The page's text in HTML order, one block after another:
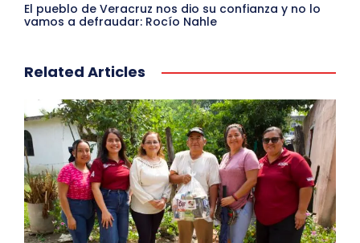
El pueblo de Veracruz nos dio su confianza y no lo
vamos a defraudar: Rocío Nahle
Related Articles